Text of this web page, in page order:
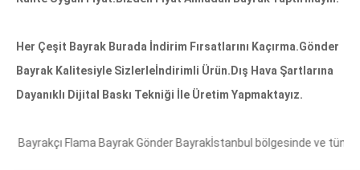
Her Çeşit Bayrak Burada İndirim Fırsatlarını Kaçırma.Gönder
Bayrak Kalitesiyle Sizlerleİndirimli Ürün.Dış Hava Şartlarına
Dayanıklı Dijital Baskı Tekniği İle Üretim Yapmaktayız.
Bayrakçı Flama